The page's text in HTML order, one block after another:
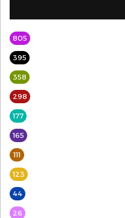
805
395
358
298
177
165
111
123
44
26